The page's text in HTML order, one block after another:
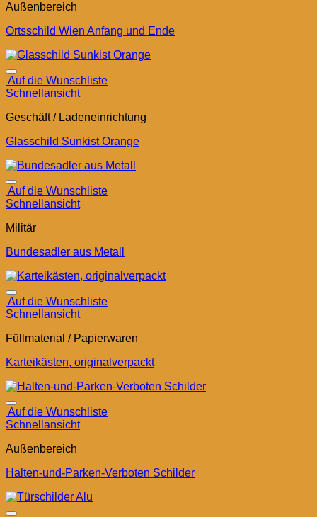
Außenbereich
Ortsschild Wien Anfang und Ende
Auf die Wunschliste
Schnellansicht
Geschäft / Ladeneinrichtung
Glasschild Sunkist Orange
Auf die Wunschliste
Schnellansicht
Militär
Bundesadler aus Metall
Auf die Wunschliste
Schnellansicht
Füllmaterial / Papierwaren
Karteikästen, originalverpackt
Auf die Wunschliste
Schnellansicht
Außenbereich
Halten-und-Parken-Verboten Schilder